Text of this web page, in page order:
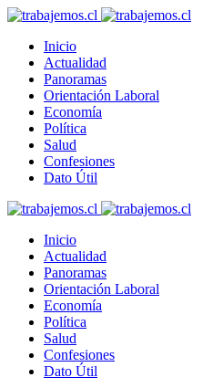
Inicio
Actualidad
Panoramas
Orientación Laboral
Economía
Política
Salud
Confesiones
Dato Útil
Inicio
Actualidad
Panoramas
Orientación Laboral
Economía
Política
Salud
Confesiones
Dato Útil